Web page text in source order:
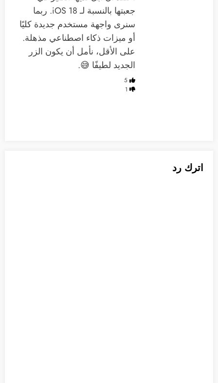
جعبتها بالنسبة لـ iOS 18. ربما
سنرى واجهة مستخدم جديدة كليًا
أو ميزات ذكاء اصطناعي مذهلة.
على الأقل، نأمل أن يكون الزر
الجديد لطيفًا 😅.
5
1
اترك رد